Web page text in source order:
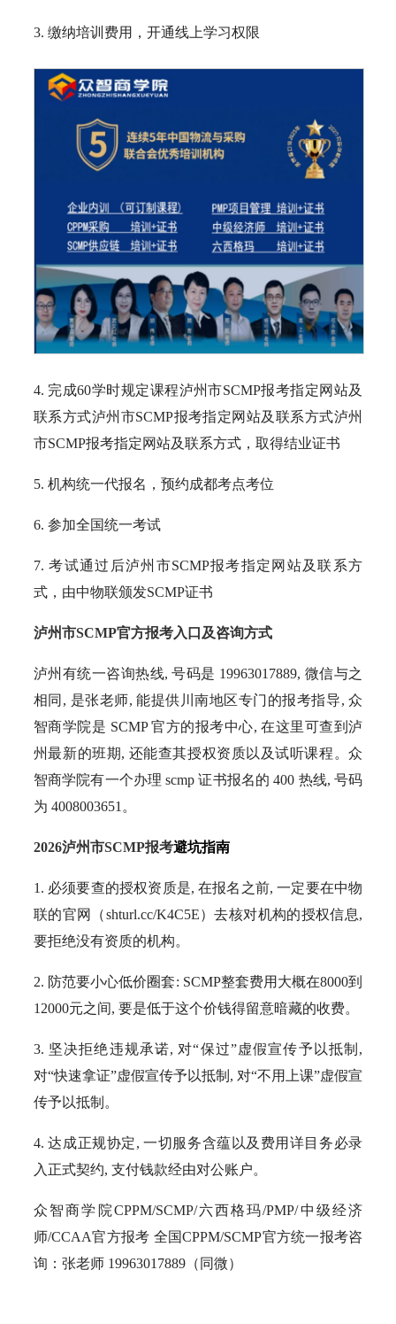
3. 缴纳培训费用，开通线上学习权限
4. 完成60学时规定课程泸州市SCMP报考指定网站及
联系方式泸州市SCMP报考指定网站及联系方式泸州
市SCMP报考指定网站及联系方式，取得结业证书
5. 机构统一代报名，预约成都考点考位
6. 参加全国统一考试
7. 考试通过后泸州市SCMP报考指定网站及联系方
式，由中物联颁发SCMP证书
泸州市SCMP官方报考入口及咨询方式
泸州有统一咨询热线, 号码是 19963017889, 微信与之
相同, 是张老师, 能提供川南地区专门的报考指导, 众
智商学院是 SCMP 官方的报考中心, 在这里可查到泸
州最新的班期, 还能查其授权资质以及试听课程。众
智商学院有一个办理 scmp 证书报名的 400 热线, 号码
为 4008003651。
2026泸州市SCMP报考避坑指南
1. 必须要查的授权资质是, 在报名之前, 一定要在中物
联的官网（shturl.cc/K4C5E）去核对机构的授权信息,
要拒绝没有资质的机构。
2. 防范要小心低价圈套: SCMP整套费用大概在8000到
12000元之间, 要是低于这个价钱得留意暗藏的收费。
3. 坚决拒绝违规承诺, 对“保过”虚假宣传予以抵制,
对“快速拿证”虚假宣传予以抵制, 对“不用上课”虚假宣
传予以抵制。
4. 达成正规协定, 一切服务含蕴以及费用详目务必录
入正式契约, 支付钱款经由对公账户。
众智商学院CPPM/SCMP/六西格玛/PMP/中级经济
师/CCAA官方报考 全国CPPM/SCMP官方统一报考咨
询：张老师 19963017889（同微）